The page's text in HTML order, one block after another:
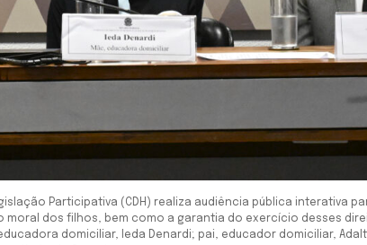
Participativa (CDH) realiza audiência pública interativa
moral dos filhos, bem como a garantia do exercício desses
domiciliar, Ieda Denardi; pai, educador domiciliar,